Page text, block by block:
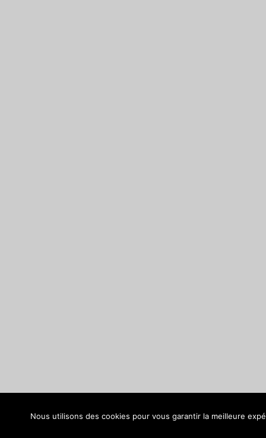
WordPress Theme: Donovan by ThemeZee.
Nous utilisons des cookies pour vous garantir la meilleure